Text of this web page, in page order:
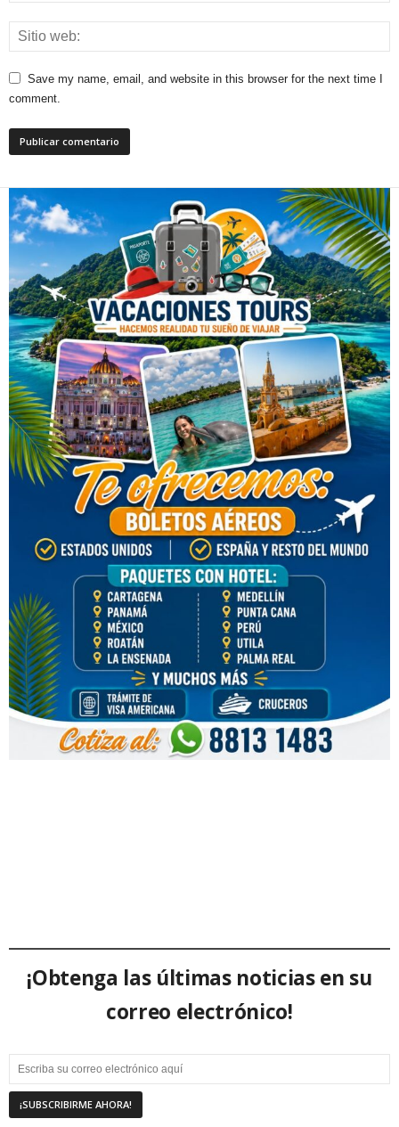
Save my name, email, and website in this browser for the next time I
comment.
¡Obtenga las últimas noticias en su
correo electrónico!